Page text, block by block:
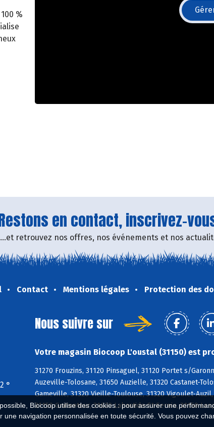
Biocoop utilise des cookies : pour assurer une
une navigation personnalisée en toute sécurité. Vous pouvez
%
en contact, inscrivez-
retrouvez nos offres, nos événements et nos
Contact Mentions légales Protection des
°
Nous suivre sur
Votre magasin Biocoop L'oustal (31150) est
31270 Frouzins, 31120 Pinsaguel, 31120 Portet s/
Auzeville-Tolosane, 31650 Auzielle, 31320 Castanet-
Gameville, 31320 Vieille-Toulouse, 31320 Vigoulet-
31150 Gratentour, 31620 Labastide-St-Sernin, 31150